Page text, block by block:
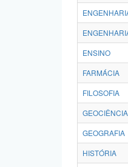
ENSINO
FARMÁCIA
FILOSOFIA
GEOGRAFIA
HISTÓRIA